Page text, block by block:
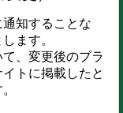
知することな
ます。
、変更後のプラ
トに掲載したと